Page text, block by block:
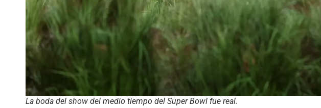
La boda del show del medio tiempo del Super Bowl fue real.